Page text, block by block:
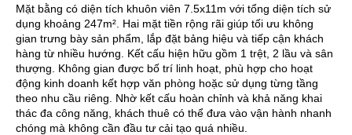
Mặt bằng có diện tích khuôn viên 7.5x11m với tổng diện tích sử
dụng khoảng 247m². Hai mặt tiền rộng rãi giúp tối ưu không
gian trưng bày sản phẩm, lắp đặt bảng hiệu và tiếp cận khách
hàng từ nhiều hướng. Kết cấu hiện hữu gồm 1 trệt, 2 lầu và sân
thượng. Không gian được bố trí linh hoạt, phù hợp cho hoạt
động kinh doanh kết hợp văn phòng hoặc sử dụng từng tầng
theo nhu cầu riêng. Nhờ kết cấu hoàn chỉnh và khả năng khai
thác đa công năng, khách thuê có thể đưa vào vận hành nhanh
chóng mà không cần đầu tư cải tạo quá nhiều.